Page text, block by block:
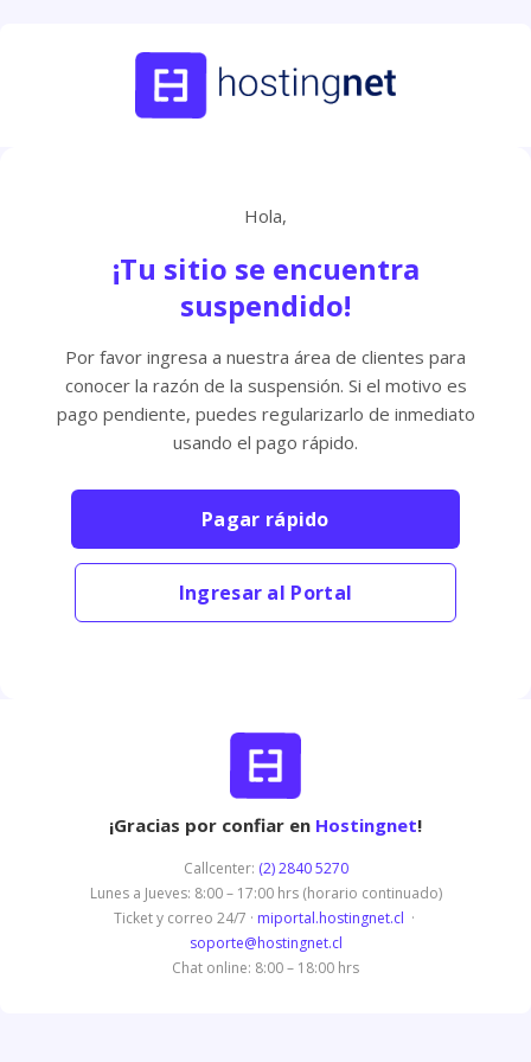
Hola,
¡Tu sitio se encuentra
suspendido!
Por favor ingresa a nuestra área de clientes para
conocer la razón de la suspensión. Si el motivo es
pago pendiente, puedes regularizarlo de inmediato
usando el pago rápido.
Pagar rápido
Ingresar al Portal
¡Gracias por confiar en Hostingnet!
Callcenter: (2) 2840 5270
Lunes a Jueves: 8:00 – 17:00 hrs (horario continuado)
Ticket y correo 24/7 · miportal.hostingnet.cl ·
soporte@hostingnet.cl
Chat online: 8:00 – 18:00 hrs